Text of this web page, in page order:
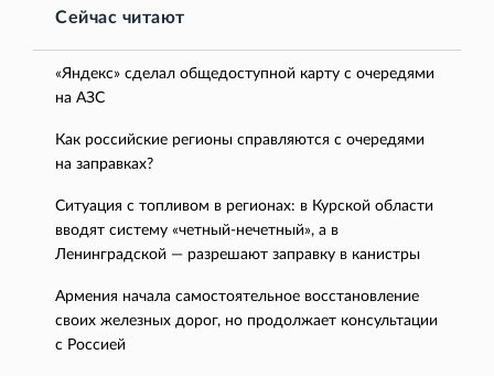
Сейчас читают
«Яндекс» сделал общедоступной карту с очередями
на АЗС
Как российские регионы справляются с очередями
на заправках?
Ситуация с топливом в регионах: в Курской области
вводят систему «четный-нечетный», а в
Ленинградской — разрешают заправку в канистры
Армения начала самостоятельное восстановление
своих железных дорог, но продолжает консультации
с Россией